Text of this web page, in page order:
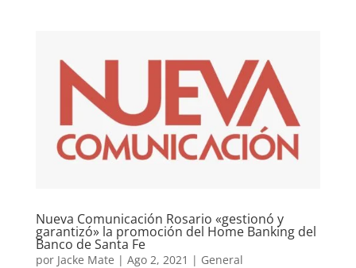
Nueva Comunicación Rosario «gestionó y
garantizó» la promoción del Home Banking del
Banco de Santa Fe
por Jacke Mate | Ago 2, 2021 | General